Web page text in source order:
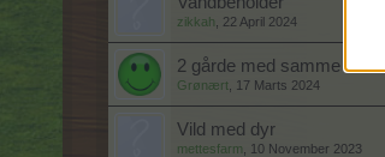
zikkah 22 April 2024
2 gårde med samme navn
Grønært 17 Marts 2024
Vild med dyr
mettesfarm 10 November 2023